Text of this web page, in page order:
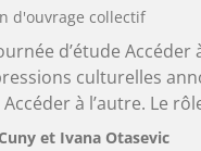
d'ouvrage collectif
d’étude Accéder
culturelles
à l’autre. Le
et Ivana Otasevic